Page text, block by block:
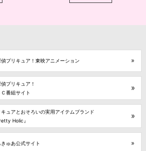
プリキュア！東映アニメーション
プリキュア！
Ｃ番組サイト
キュアとおそろいの実用アイテムブランド
Holic』
きゅあ公式サイト